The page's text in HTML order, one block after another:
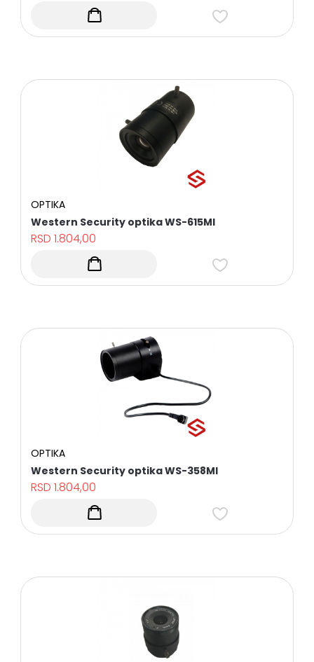
OPTIKA
Western Security optika WS-615MI
RSD1.804,00
OPTIKA
Western Security optika WS-358MI
RSD1.804,00